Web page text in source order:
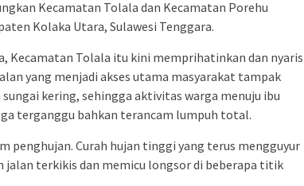
Kecamatan Tolala dan Kecamatan Porehu
Kolaka Utara, Sulawesi Tenggara.
Kecamatan Tolala itu kini memprihatinkan dan nyaris
yang menjadi akses utama masyarakat tampak
kering, sehingga aktivitas warga menuju ibu
terganggu bahkan terancam lumpuh total.
penghujan. Curah hujan tinggi yang terus mengguyur
jalan terkikis dan memicu longsor di beberapa titik